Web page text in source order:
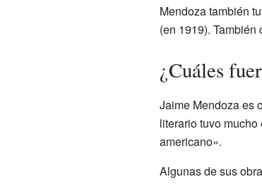
Mendoza también
(en 1919).
¿Cuáles
Jaime Mendoza es
literario tuvo
americano».
Algunas de sus